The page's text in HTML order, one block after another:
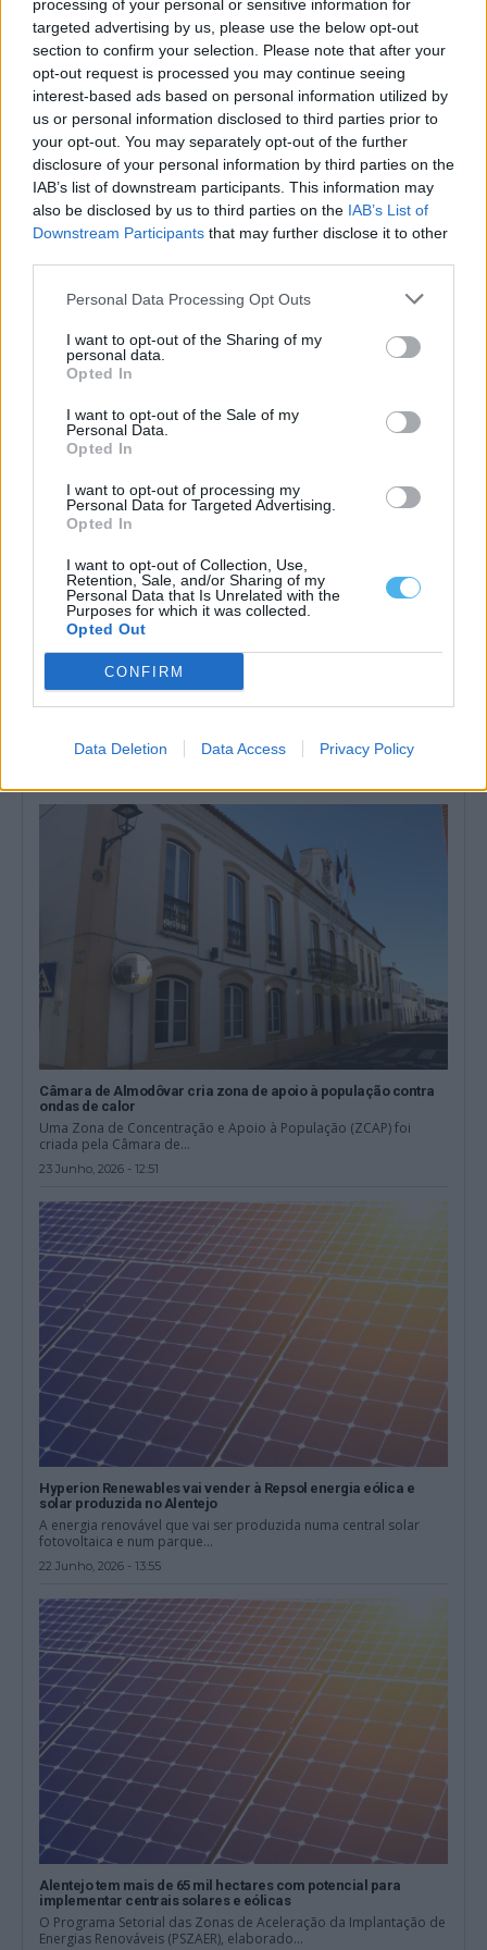
processing of your personal or sensitive information for
targeted advertising by us, please use the below opt-out
section to confirm your selection. Please note that after your
opt-out request is processed you may continue seeing
interest-based ads based on personal information utilized by
us or personal information disclosed to third parties prior to
your opt-out. You may separately opt-out of the further
disclosure of your personal information by third parties on the
IAB’s list of downstream participants. This information may
also be disclosed by us to third parties on the IAB’s List of
Downstream Participants that may further disclose it to other
Personal Data Processing Opt Outs
I want to opt-out of the Sharing of my
personal data.
Opted In
I want to opt-out of the Sale of my
Personal Data.
Opted In
I want to opt-out of processing my
Personal Data for Targeted Advertising.
Opted In
I want to opt-out of Collection, Use,
Retention, Sale, and/or Sharing of my
Personal Data that Is Unrelated with the
Purposes for which it was collected.
Opted Out
CONFIRM
Data Deletion Data Access Privacy Policy
Almodôvar: Convento de Nossa Senhora da Conceição oferece
O Convento de Nossa Senhora da Conceição, em Almodôvar, no
distrito de Beja, vai...
9 Julho, 2026 - 07:00
Almodôvar: Município altera regulamento de apoio ao
movimento associativo
alteração ao...
Câmara de Almodôvar cria zona de apoio à população contra
ondas de calor
Uma Zona de Concentração e Apoio à População (ZCAP) foi
criada pela Câmara de...
23 Junho, 2026 - 12:51
Hyperion Renewables vai vender à Repsol energia eólica e
solar produzida no Alentejo
A energia renovável que vai ser produzida numa central solar
fotovoltaica e num parque...
22 Junho, 2026 - 13:55
Alentejo tem mais de 65 mil hectares com potencial para
implementar centrais solares e eólicas
O Programa Setorial das Zonas de Aceleração da Implantação de
Energias Renováveis (PSZAER), elaborado...